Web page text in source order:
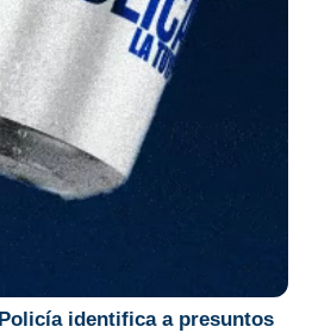
Policía identifica a presuntos